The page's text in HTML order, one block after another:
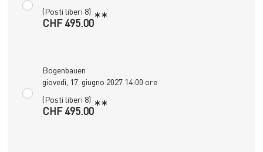
(Posti liberi 8)
CHF 495.00**
Bogenbauen
giovedì, 17. giugno 2027 14:00 ore
(Posti liberi 8)
CHF 495.00**